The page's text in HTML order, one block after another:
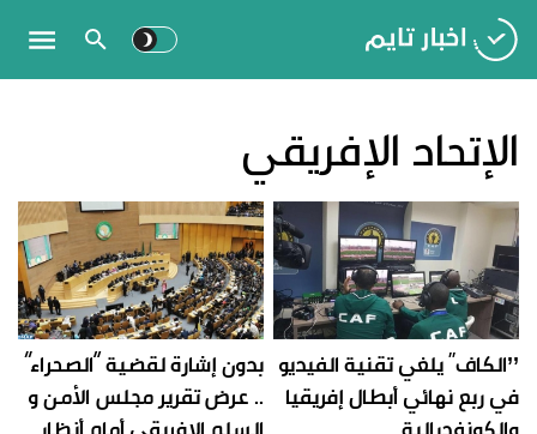
الإتحاد الإفريقي
’’الكاف‘‘ يلغي تقنية الفيديو
في ربع نهائي أبطال إفريقيا
بدون إشارة لقضية “الصحراء”
.. عرض تقرير مجلس الأمن و